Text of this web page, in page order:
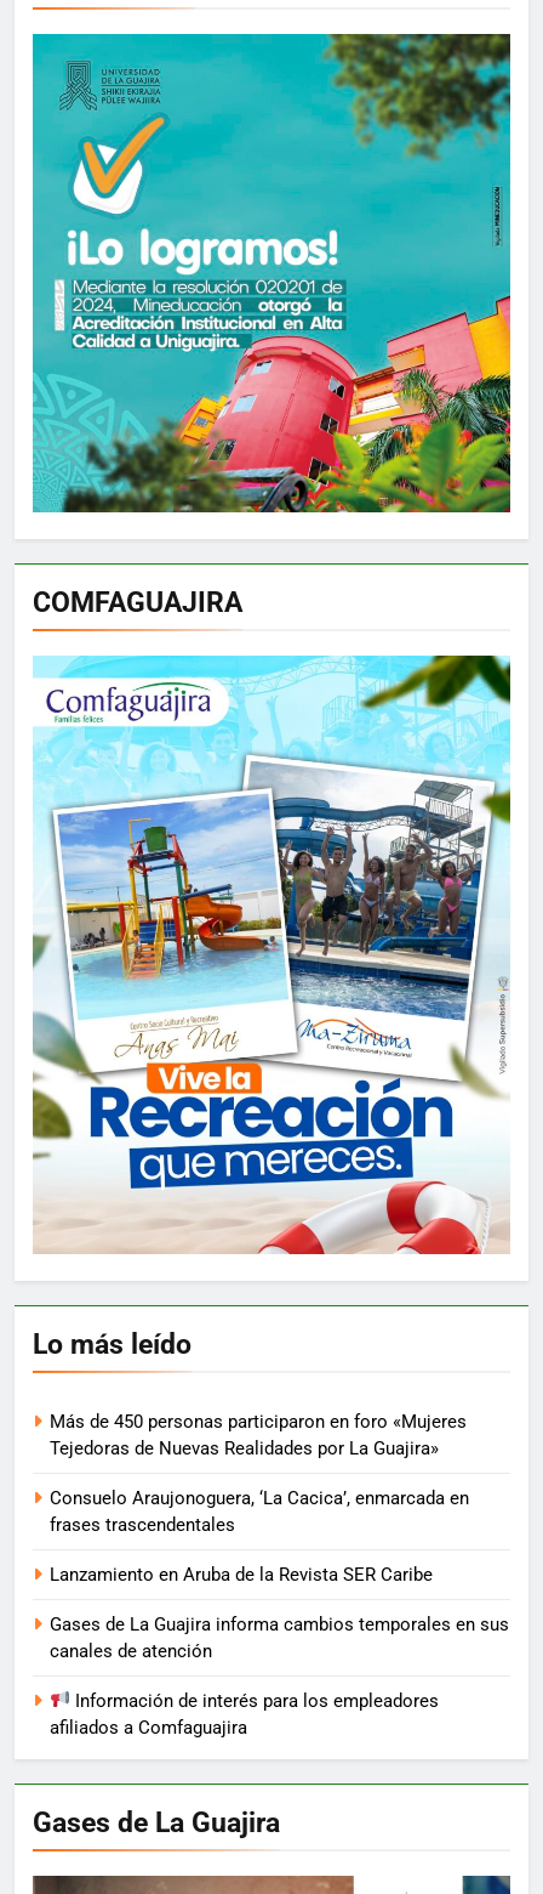
COMFAGUAJIRA
Lo más leído
Más de 450 personas participaron en foro «Mujeres
Tejedoras de Nuevas Realidades por La Guajira»
Consuelo Araujonoguera, ‘La Cacica’, enmarcada en
frases trascendentales
Lanzamiento en Aruba de la Revista SER Caribe
Gases de La Guajira informa cambios temporales en sus
canales de atención
Información de interés para los empleadores
afiliados a Comfaguajira
Gases de La Guajira